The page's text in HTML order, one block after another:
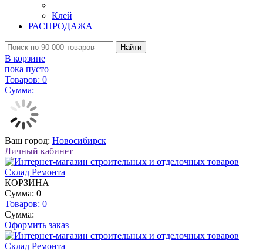
Клей
РАСПРОДАЖА
Найти
В корзине
пока пусто
Товаров: 0
Сумма:
Ваш город: Новосибирск
Личный кабинет
КОРЗИНА
Сумма: 0
Товаров: 0
Сумма:
Оформить заказ